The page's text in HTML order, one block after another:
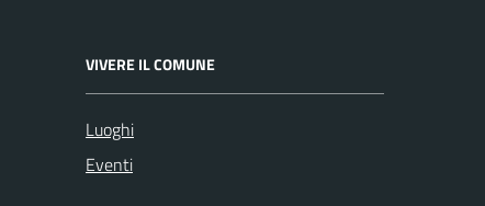
VIVERE IL COMUNE
Luoghi
Eventi